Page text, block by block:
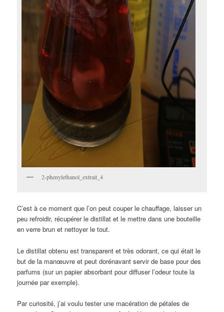
2-phenylethanol_extrait_4
C’est à ce moment que l’on peut couper le chauffage, laisser un
peu refroidir, récupérer le distillat et le mettre dans une bouteille
en verre brun et nettoyer le tout.
Le distillat obtenu est transparent et très odorant, ce qui était le
but de la manœuvre et peut dorénavant servir de base pour des
parfums (sur un papier absorbant pour diffuser l’odeur toute la
journée par exemple).
Par curiosité, j’ai voulu tester une macération de pétales de